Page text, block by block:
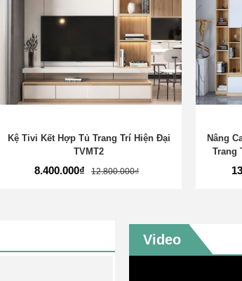
Kệ Tivi Kết Hợp Tủ Trang Trí Hiện Đại
TVMT2
8.400.000₫ 12.800.000₫
Nâng
Trang
Video